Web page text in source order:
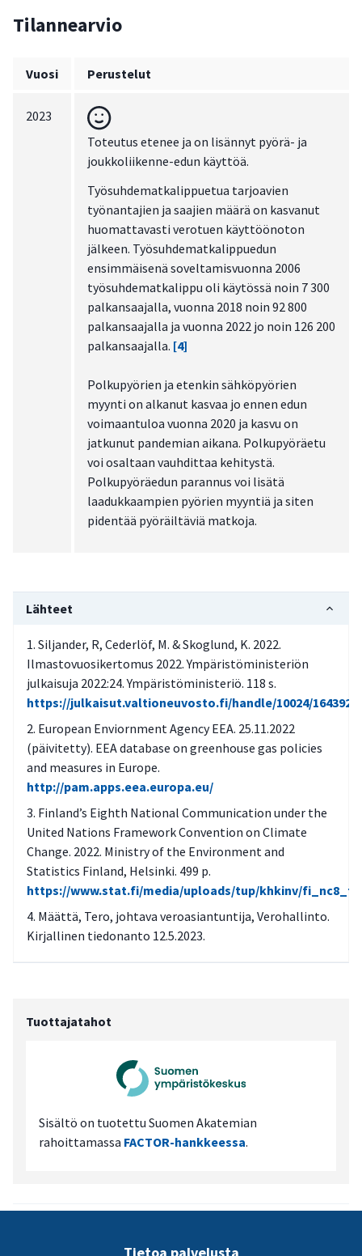
Tilannearvio
Vuosi Perustelut
2023
Toteutus etenee ja on lisännyt pyörä- ja
joukkoliikenne-edun käyttöä.
Työsuhdematkalippuetua tarjoavien
työnantajien ja saajien määrä on kasvanut
huomattavasti verotuen käyttöönoton
jälkeen. Työsuhdematkalippuedun
ensimmäisenä soveltamisvuonna 2006
työsuhdematkalippu oli käytössä noin 7 300
palkansaajalla, vuonna 2018 noin 92 800
palkansaajalla ja vuonna 2022 jo noin 126 200
palkansaajalla. [4]
Polkupyörien ja etenkin sähköpyörien
myynti on alkanut kasvaa jo ennen edun
voimaantuloa vuonna 2020 ja kasvu on
jatkunut pandemian aikana. Polkupyöräetu
voi osaltaan vauhdittaa kehitystä.
Polkupyöräedun parannus voi lisätä
laadukkaampien pyörien myyntiä ja siten
pidentää pyöräiltäviä matkoja.
Lähteet
Siljander, R, Cederlöf, M. & Skoglund, K. 2022.
Ilmastovuosikertomus 2022. Ympäristöministeriön
julkaisuja 2022:24. Ympäristöministeriö. 118 s.
https://julkaisut.valtioneuvosto.fi/handle/10024/164392
European Enviornment Agency EEA. 25.11.2022
(päivitetty). EEA database on greenhouse gas policies
and measures in Europe.
http://pam.apps.eea.europa.eu/
Finland’s Eighth National Communication under the
United Nations Framework Convention on Climate
Change. 2022. Ministry of the Environment and
Statistics Finland, Helsinki. 499 p.
https://www.stat.fi/media/uploads/tup/khkinv/
Määttä, Tero, johtava veroasiantuntija, Verohallinto.
Kirjallinen tiedonanto 12.5.2023.
Tuottajatahot
Sisältö on tuotettu Suomen Akatemian
rahoittamassa FACTOR-hankkeessa.
Tietoa palvelusta